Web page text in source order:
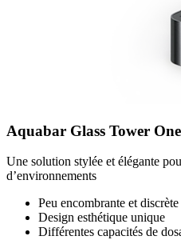
Aquabar Glass Tower One
Une solution stylée et élégante
d’environnements
Peu encombrante et discrète
Design esthétique unique
Différentes capacités de